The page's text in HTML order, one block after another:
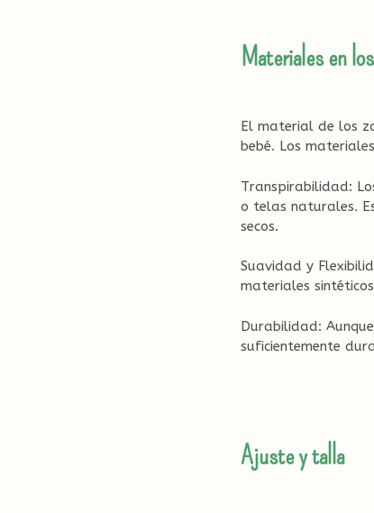
Materiales en
El material de los
bebé. Los
Transpirabilidad:
o telas naturales.
secos.
Suavidad y
materiales
Durabilidad:
suficientemente
Ajuste y talla